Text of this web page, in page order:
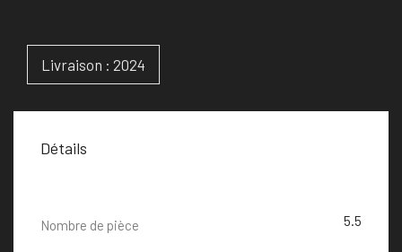
Livraison : 2024
Détails
Nombre de pièce 5.5